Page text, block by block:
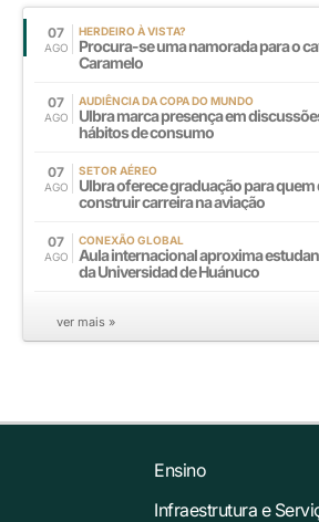
07
AGO
HERDEIRO À VISTA?
Procura-se uma namorada para o
Caramelo
07
AGO
AUDIÊNCIA DA COPA DO MUNDO
Ulbra marca presença em
hábitos de consumo
07
AGO
SETOR AÉREO
Ulbra oferece graduação para quem
construir carreira na aviação
07
AGO
CONEXÃO GLOBAL
Aula internacional aproxima
da Universidad de Huánuco
ver mais »
Ensino
Infraestrutura e